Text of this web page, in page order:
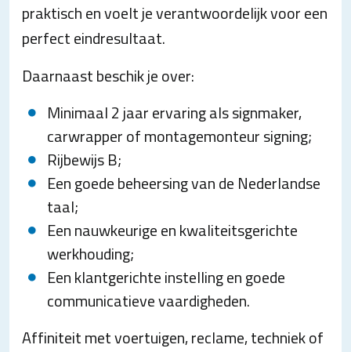
praktisch en voelt je verantwoordelijk voor een
perfect eindresultaat.
Daarnaast beschik je over:
Minimaal 2 jaar ervaring als signmaker,
carwrapper of montagemonteur signing;
Rijbewijs B;
Een goede beheersing van de Nederlandse
taal;
Een nauwkeurige en kwaliteitsgerichte
werkhouding;
Een klantgerichte instelling en goede
communicatieve vaardigheden.
Affiniteit met voertuigen, reclame, techniek of